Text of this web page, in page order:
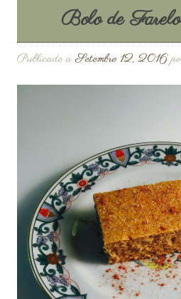
Bolo de
Publicado a Setembro 12, 2016